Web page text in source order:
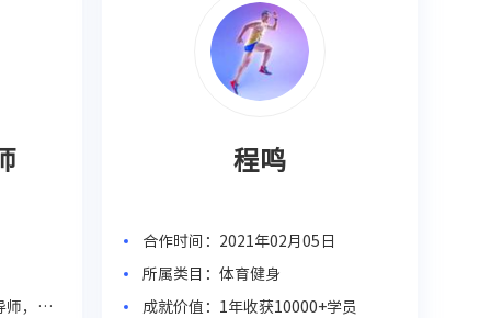
师，语
程鸣
合作时间：2021年02月05日
所属类目：体育健身
成就价值：1年收获10000+学员